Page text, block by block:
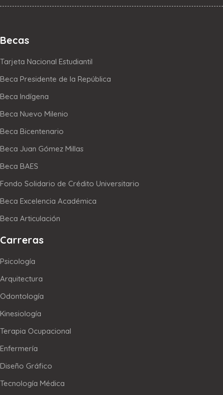
Becas
Tarjeta Nacional Estudiantil
Beca Presidente de la República
Beca Indígena
Beca Nuevo Milenio
Beca Bicentenario
Beca Juan Gómez Millas
Beca BAES
Fondo Solidario de Crédito Universitario
Beca Excelencia Académica
Beca Articulación
Carreras
Psicología
Arquitectura
Odontología
Kinesiología
Terapia Ocupacional
Enfermería
Diseño Gráfico
Tecnología Médica